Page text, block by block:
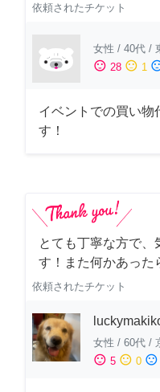
依頼されたチケット
女性 / 40代 /
sentiment_satisfied 28 sentiment_neutral 1
イベントでの買い物
す！
とても丁寧な方で
す！また何かあった
依頼されたチケット
女性 / 60代 /
sentiment_satisfied 5 sentiment_neutral 0 sentiment_dissatisfied